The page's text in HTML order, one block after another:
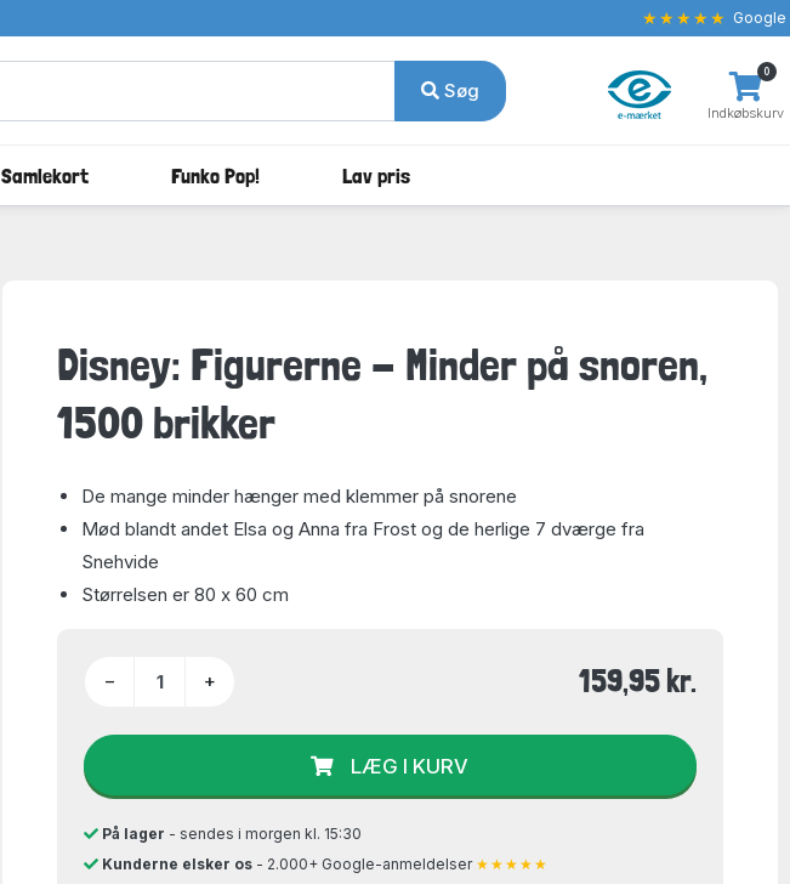
★★★★★ Google
Søg
Indkøbskurv
0
Samlekort Funko Pop! Lav pris
Disney: Figurerne - Minder på snoren,
1500 brikker
De mange minder hænger med klemmer på snorene
Mød blandt andet Elsa og Anna fra Frost og de herlige 7 dværge fra
Snehvide
Størrelsen er 80 x 60 cm
− + 159,95 kr.
LÆG I KURV
På lager - sendes i morgen kl. 15:30
Kunderne elsker os - 2.000+ Google-anmeldelser ★★★★★